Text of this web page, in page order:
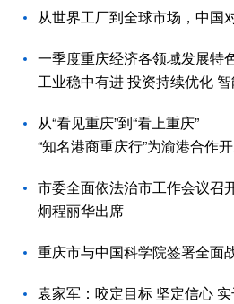
从世界工厂到全球市场，中国
一季度重庆经济各领域发展特
工业稳中有进 投资持续优化
从“看见重庆”到“看上重庆”
“知名港商重庆行”为渝港合作
市委全面依法治市工作会议召
炯程丽华出席
重庆市与中国科学院签署全面
袁家军：咬定目标 坚定信心